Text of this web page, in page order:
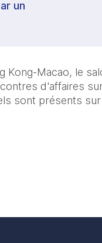
un
Kong-Macao, le
d'affaires
sont présents